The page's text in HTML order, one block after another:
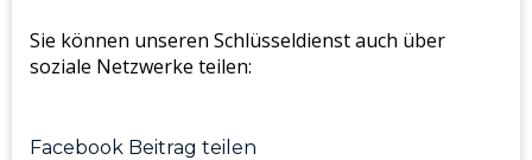
Sie können unseren Schlüsseldienst auch über
soziale Netzwerke teilen:
Facebook Beitrag teilen